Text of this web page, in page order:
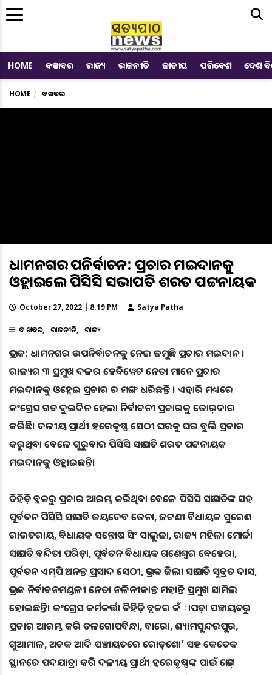
HOME ବଡ ଖବର ରାଜ୍ୟ ରାଜନୀତି ଜାତୀୟ ପରିବେଶ ଦେଶ
HOME ବଡ ଖବର
ଧାମନଗର ଉପନିର୍ବାଚନ: ପ୍ରଚାର ମଇଦାନକୁ
ଓହ୍ଲାଇଲେ ପିସିସି ସଭାପତି ଶରତ ପଟ୍ଟନାୟକ
October 27, 2022 | 8:19 PM Satya Patha
ବଡ ଖବର ରାଜନୀତି ରାଜ୍ୟ
ଭଦ୍ରକ: ଧାମନଗର ଉପନିର୍ବାଚନକୁ ନେଇ ଜମୁଛି ପ୍ରଚାର ମଇଦାନ ।
ରାଜ୍ୟର ୩ ପ୍ରମୁଖ ଦଳର ହେବିୱେଟ ନେତା ମାନେ ପ୍ରଚାର
ମଇଦାନକୁ ଓହ୍ଲେଇ ପ୍ରଚାର ର ମଙ୍ଗ ଧରିଛନ୍ତି । ଏହାରି ମଧ୍ୟରେ
କଂଗ୍ରେସ ଗତ ଦୁଇଦିନ ହେଲା ନିର୍ବାଚନୀ ପ୍ରଚାରକୁ ଜୋର୍‌ଦାର
କରିଛି। ଦଳୀୟ ପ୍ରାର୍ଥୀ ହରେକୃଷ୍ଣ ସେଠୀ ଘରକୁ ଘର ବୁଲି ପ୍ରଚାର
କରୁଥିବା ବେଳେ ଗୁରୁବାର ପିସିସି ସଭାପତି ଶରତ ପଟ୍ଟନାୟକ
ମଇଦାନକୁ ଓହ୍ଲାଇଛନ୍ତି।
ତିହିଡ଼ି ବ୍ଲକରୁ ପ୍ରଚାର ଆରମ୍ଭ କରିଥିବା ବେଳେ ପିସିସି ସଭାପତିଙ୍କ ସହ
ପୂର୍ବତନ ପିସିସି ସଭାପତି ଜୟଦେବ ଜେନା, ଜଟଣୀ ବିଧାୟକ ସୁରେଶ
ରାଉତରାୟ, ବିଧାୟକ ସନ୍ତୋଷ ସିଂ ସାଲୁଜା, ରାଜ୍ୟ ମହିଳା ମୋର୍ଚ୍ଚା
ସଭାପତି ବନ୍ଦିତା ପରିଡ଼ା, ପୂର୍ବତନ ବିଧାୟକ ଗଣେଶ୍ୱର ବେହେରା,
ପୂର୍ବତନ ଏମ୍‌ପି ଅନନ୍ତ ପ୍ରସାଦ ସେଠୀ, ଭଦ୍ରକ ଜିଲା ସଭାପତି ସୁବ୍ରତ ଦାସ,
ଭଦ୍ରକ ନିର୍ବାଚନମଣ୍ଡଳୀ ନେତା ନଳିନୀକାନ୍ତ ମହାନ୍ତି ପ୍ରମୁଖ ସାମିଲ
ହୋଇଛନ୍ତି। କଂଗ୍ରେସ କର୍ମକର୍ତ୍ତା ତିହିଡ଼ି ବ୍ଲକର କଁାପଡ଼ା ପଞ୍ଚାୟତରୁ
ପ୍ରଚାର ଆରମ୍ଭ କରି ତଳଗୋପବିନ୍ଧା, ବାରୋ, ଶ୍ୟାମସୁନ୍ଦରପୁର,
ଗୁଆମାଳ, ଅଚକ ଆଦି ପଞ୍ଚାୟତରେ ରୋଡ୍‌ଶୋ’ ସହ କେତେକ
ସ୍ଥାନରେ ପଦଯାତ୍ରା କରି ଦଳୀୟ ପ୍ରାର୍ଥୀ ହରେକୃଷ୍ଣଙ୍କ ପାଇଁ ଭୋଟ୍‌